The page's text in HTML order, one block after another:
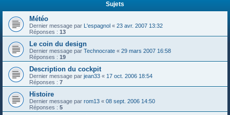
Sujets
Météo
Dernier message par L'espagnol « 23 avr. 2007 13:32
Réponses : 13
Le coin du design
Dernier message par Technocrate « 29 mars 2007 16:58
Réponses : 19
Description du cockpit
Dernier message par jean33 « 17 oct. 2006 18:54
Réponses : 7
Histoire
Dernier message par rom13 « 08 sept. 2006 14:50
Réponses : 5